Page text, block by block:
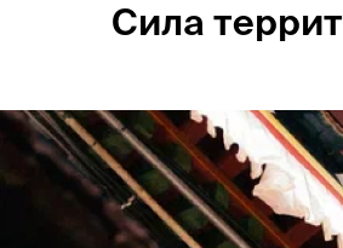
Мир
Сила